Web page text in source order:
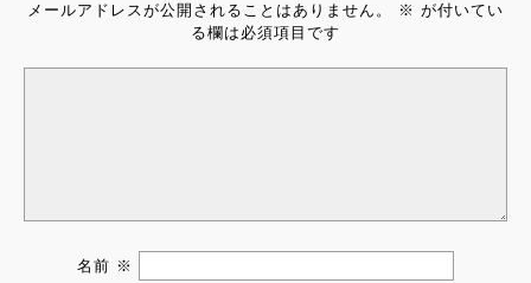
メールアドレスが公開されることはありません。 ※ が付いてい
る欄は必須項目です
名前 ※